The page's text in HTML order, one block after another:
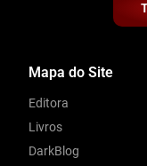
Mapa do Site
Editora
Livros
DarkBlog